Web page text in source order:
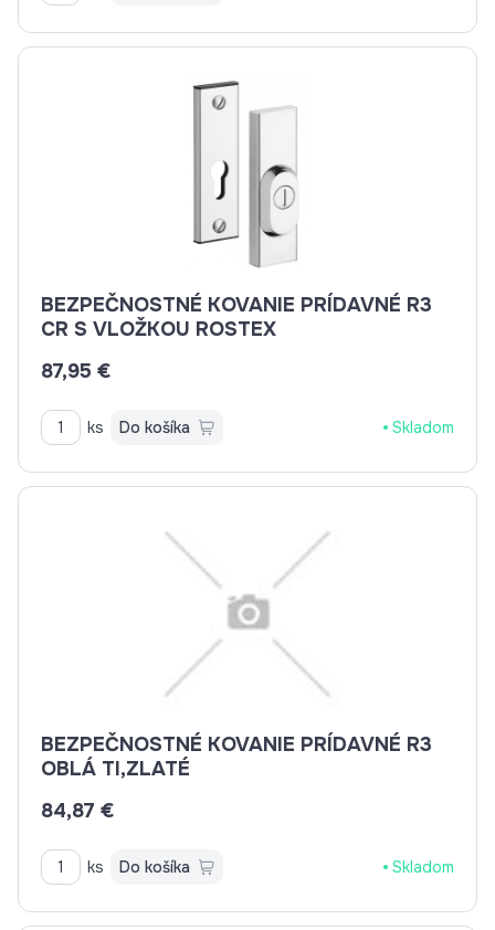
BEZPEČNOSTNÉ KOVANIE PRÍDAVNÉ R3
CR S VLOŽKOU ROSTEX
87,95 €
ks Do košíka Skladom
BEZPEČNOSTNÉ KOVANIE PRÍDAVNÉ R3
OBLÁ TI,ZLATÉ
84,87 €
ks Do košíka Skladom